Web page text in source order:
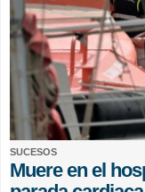
SUCESOS
Muere en el